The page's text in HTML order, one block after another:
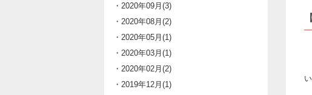
・2020年09月(3)
・2020年08月(2)
・2020年05月(1)
・2020年03月(1)
・2020年02月(2)
・2019年12月(1)